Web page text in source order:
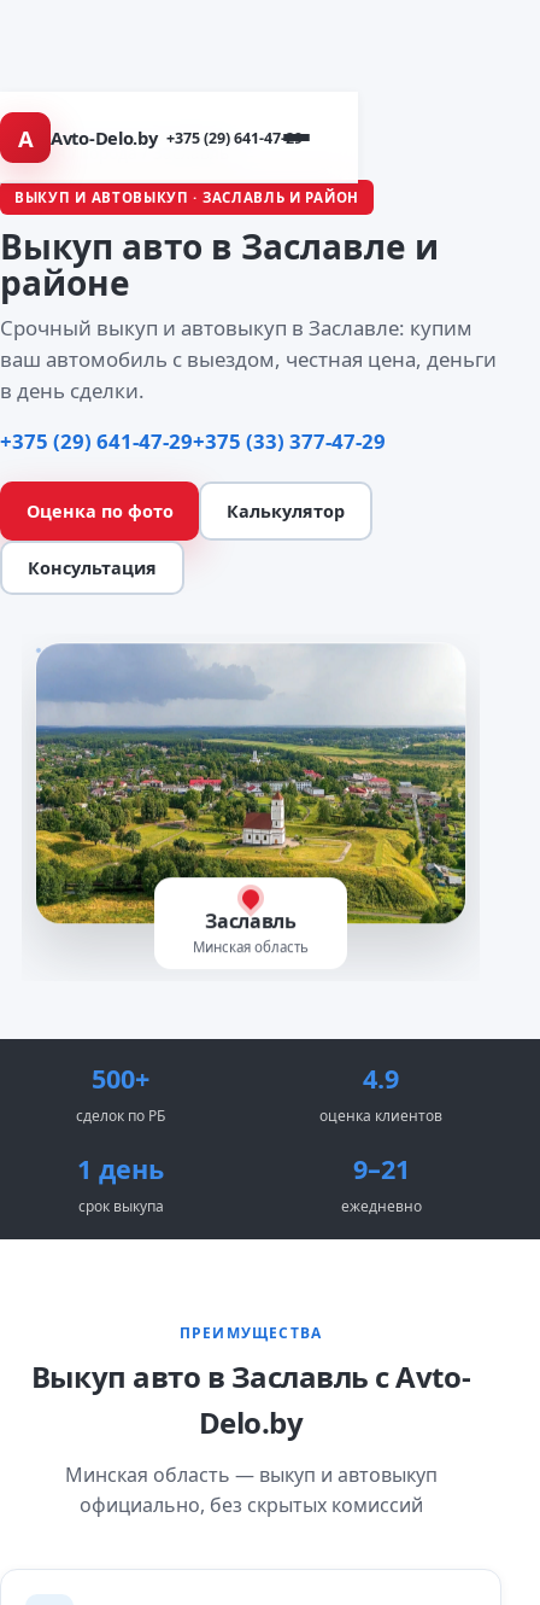
A Avto-Delo.by +375 (29) 641-47-29
Главная/Города/ Заславль
ВЫКУП И АВТОВЫКУП · ЗАСЛАВЛЬ И РАЙОН
Выкуп авто в Заславле и
районе
Срочный выкуп и автовыкуп в Заславле: купим
ваш автомобиль с выездом, честная цена, деньги
в день сделки.
+375 (29) 641-47-29+375 (33) 377-47-29
Оценка по фото Калькулятор
Консультация
Заславль
Минская область
500+
сделок по РБ
4.9
оценка клиентов
1 день
срок выкупа
9–21
ежедневно
ПРЕИМУЩЕСТВА
Выкуп авто в Заславль с Avto-
Delo.by
Минская область — выкуп и автовыкуп
официально, без скрытых комиссий